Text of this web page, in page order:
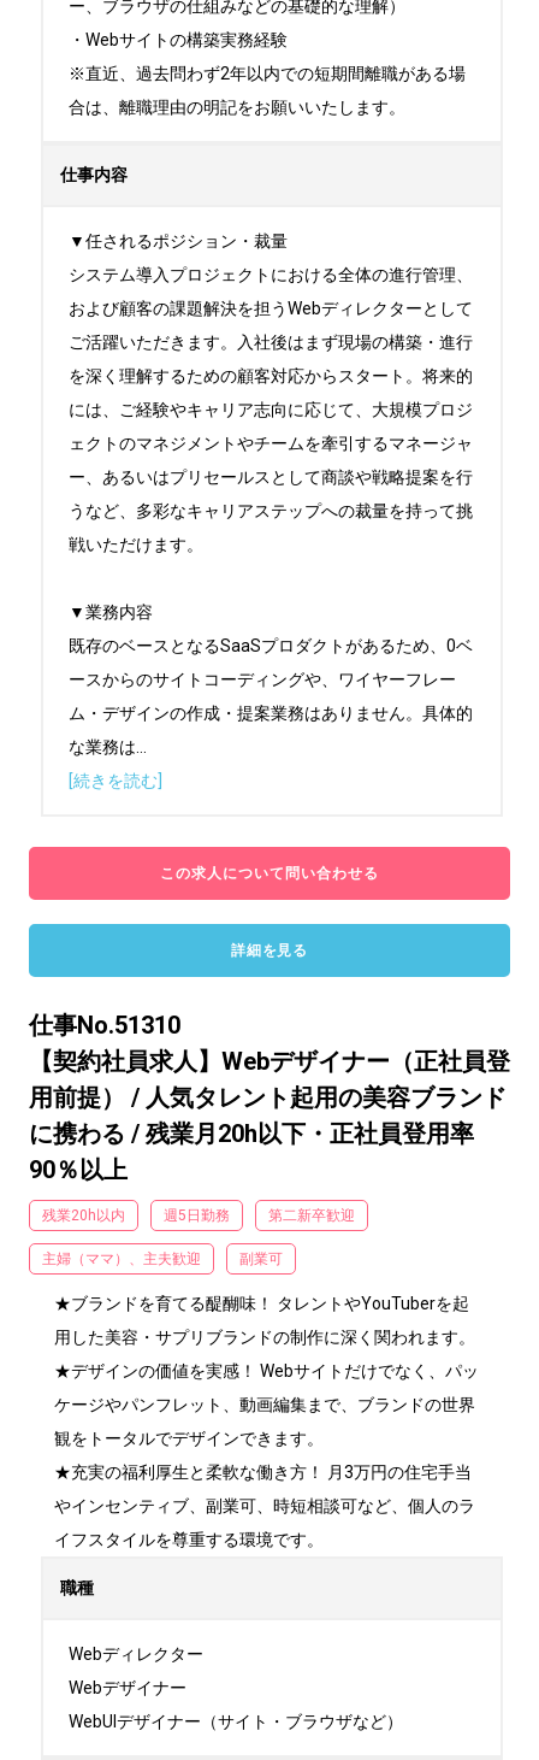
ー、ブラウザの仕組みなどの基礎的な理解）
・Webサイトの構築実務経験
※直近、過去問わず2年以内での短期間離職がある場
合は、離職理由の明記をお願いいたします。
仕事内容
▼任されるポジション・裁量
システム導入プロジェクトにおける全体の進行管理、
および顧客の課題解決を担うWebディレクターとして
ご活躍いただきます。入社後はまず現場の構築・進行
を深く理解するための顧客対応からスタート。将来的
には、ご経験やキャリア志向に応じて、大規模プロジ
ェクトのマネジメントやチームを牽引するマネージャ
ー、あるいはプリセールスとして商談や戦略提案を行
うなど、多彩なキャリアステップへの裁量を持って挑
戦いただけます。
▼業務内容
既存のベースとなるSaaSプロダクトがあるため、0ベ
ースからのサイトコーディングや、ワイヤーフレー
ム・デザインの作成・提案業務はありません。具体的
な業務は
[続きを読む]
この求人について問い合わせる
詳細を見る
仕事No.51310
【契約社員求人】Webデザイナー（正社員登
用前提） / 人気タレント起用の美容ブランド
に携わる / 残業月20h以下・正社員登用率
90％以上
残業20h以内 週5日勤務 第二新卒歓迎
主婦（ママ）、主夫歓迎 副業可
★ブランドを育てる醍醐味！ タレントやYouTuberを起
用した美容・サプリブランドの制作に深く関われます。
★デザインの価値を実感！ Webサイトだけでなく、パッ
ケージやパンフレット、動画編集まで、ブランドの世界
観をトータルでデザインできます。
★充実の福利厚生と柔軟な働き方！ 月3万円の住宅手当
やインセンティブ、副業可、時短相談可など、個人のラ
イフスタイルを尊重する環境です。
職種
Webディレクター
Webデザイナー
WebUIデザイナー（サイト・ブラウザなど）